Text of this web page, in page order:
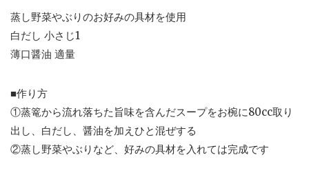
蒸し野菜やぶりのお好みの具材を使用
白だし 小さじ1
薄口醤油 適量
■作り方
①蒸篭から流れ落ちた旨味を含んだスープをお椀に80cc取り
出し、白だし、醤油を加えひと混ぜする
②蒸し野菜やぶりなど、好みの具材を入れては完成です